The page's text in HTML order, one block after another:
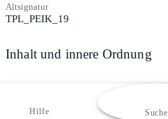
Altsignatur
TPL_PEIK_19
Inhalt und innere Ordnung
Hilfe Suche